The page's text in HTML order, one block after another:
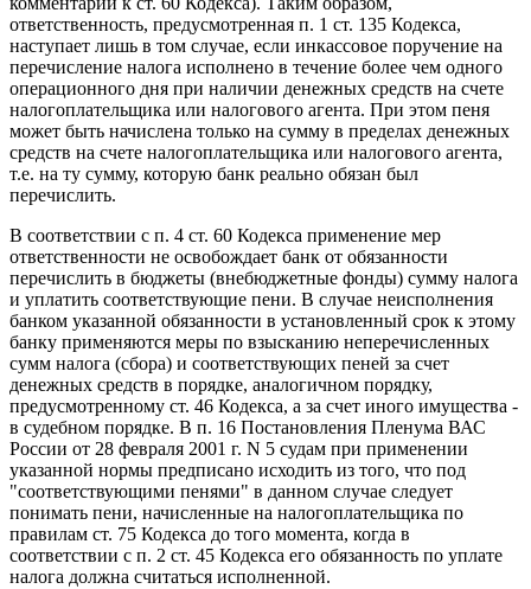
ответственность, предусмотренная п. 1 ст. 135 Кодекса,
наступает лишь в том случае, если инкассовое поручение на
перечисление налога исполнено в течение более чем одного
операционного дня при наличии денежных средств на счете
налогоплательщика или налогового агента. При этом пеня
может быть начислена только на сумму в пределах денежных
средств на счете налогоплательщика или налогового агента,
т.е. на ту сумму, которую банк реально обязан был
перечислить.
В соответствии с п. 4 ст. 60 Кодекса применение мер
ответственности не освобождает банк от обязанности
перечислить в бюджеты (внебюджетные фонды) сумму налога
и уплатить соответствующие пени. В случае неисполнения
банком указанной обязанности в установленный срок к этому
банку применяются меры по взысканию неперечисленных
сумм налога (сбора) и соответствующих пеней за счет
денежных средств в порядке, аналогичном порядку,
предусмотренному ст. 46 Кодекса, а за счет иного имущества -
в судебном порядке. В п. 16 Постановления Пленума ВАС
России от 28 февраля 2001 г. N 5 судам при применении
указанной нормы предписано исходить из того, что под
"соответствующими пенями" в данном случае следует
понимать пени, начисленные на налогоплательщика по
правилам ст. 75 Кодекса до того момента, когда в
соответствии с п. 2 ст. 45 Кодекса его обязанность по уплате
налога должна считаться исполненной.